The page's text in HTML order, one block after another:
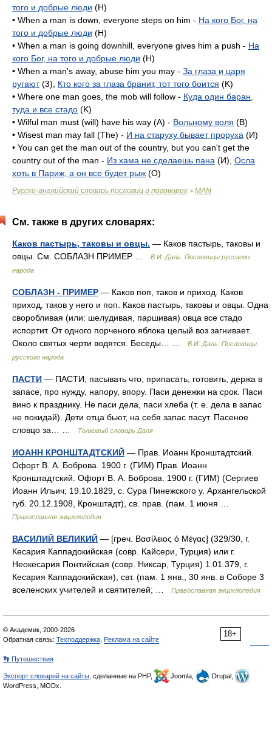
того и добрые люди (H)
• When a man is down, everyone steps on him - На кого Бог, на
того и добрые люди (H)
• When a man is going downhill, everyone gives him a push - На
кого Бог, на того и добрые люди (H)
• When a man's away, abuse him you may - За глаза и царя
ругают(3), Кто кого за глаза бранит, тот того боится (K)
• Where one man goes, the mob will follow - Куда один баран,
туда и все стадо (K)
• Wilful man must (will) have his way (A) - Вольному воля (B)
• Wisest man may fall (The) - И на старуху бывает проруха (И)
• You can get the man out of the country, but you can't get the
country out of the man - Из хама не сделаешь пана (И), Осла
хоть в Париж, а он все будет рыж (O)
Русско-английский словарь пословиц и поговорок > MAN
См. также в других словарях:
Каков пастырь, таковы и овцы. — Каков пастырь, таковы и
овцы. См. СОБЛАЗН ПРИМЕР …
В.И. Даль. Пословицы русского
народа
СОБЛАЗН - ПРИМЕР — Каков поп, таков и приход. Каков
приход, таков у него и поп. Каков пастырь, таковы и овцы. Одна
своробливая (или: шелудивая, паршивая) овца все стадо
испортит. От одного порченого яблока целый воз загнивает.
Около святых черти водятся. Беседы… …
В.И. Даль. Пословицы
русского народа
ПАСТИ — ПАСТИ, пасывать что, припасать, готовить, держа в
запасе, про нужду, напору, впору. Паси денежки на срок. Паси
вино к празднику. Не паси дела, паси хлеба (т. е. дела в запас
не покидай). Дети отца бьют, на себя запас пасут. Пасеное
словцо за… …
Толковый словарь Даля
ИОАНН КРОНШТАДТСКИЙ — Прав. Иоанн Кронштадтский.
Офорт В. А. Боброва. 1900 г. (ГИМ) Прав. Иоанн
Кронштадтский. Офорт В. А. Боброва. 1900 г. (ГИМ) (Сергиев
Иоанн Ильич; 19.10.1829, с. Сура Пинежского у. Архангельской
губ. 20.12.1908, Кронштадт), св. прав. (пам. 1 июня …
Православная энциклопедия
ВАСИЛИЙ ВЕЛИКИЙ — [греч. Βασίλειος ὁ Μέγας] (329/30, г.
Кесария Каппадокийская (совр. Кайсери, Турция) или г.
Неокесария Понтийская (совр. Никсар, Турция) 1.01.379, г.
Кесария Каппадокийская), свт. (пам. 1 янв., 30 янв. в Соборе 3
вселенских учителей и святителей; …
Православная энциклопедия
18+
© Академик, 2000-2026
Обратная связь: Техподдержка Реклама на сайте
👣 Путешествия
Экспорт словарей на сайты , сделанные на PHP, Joomla,
Drupal,
WordPress, MODx.